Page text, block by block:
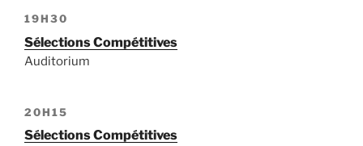
19H30
Sélections Compétitives
Auditorium
20H15
Sélections Compétitives